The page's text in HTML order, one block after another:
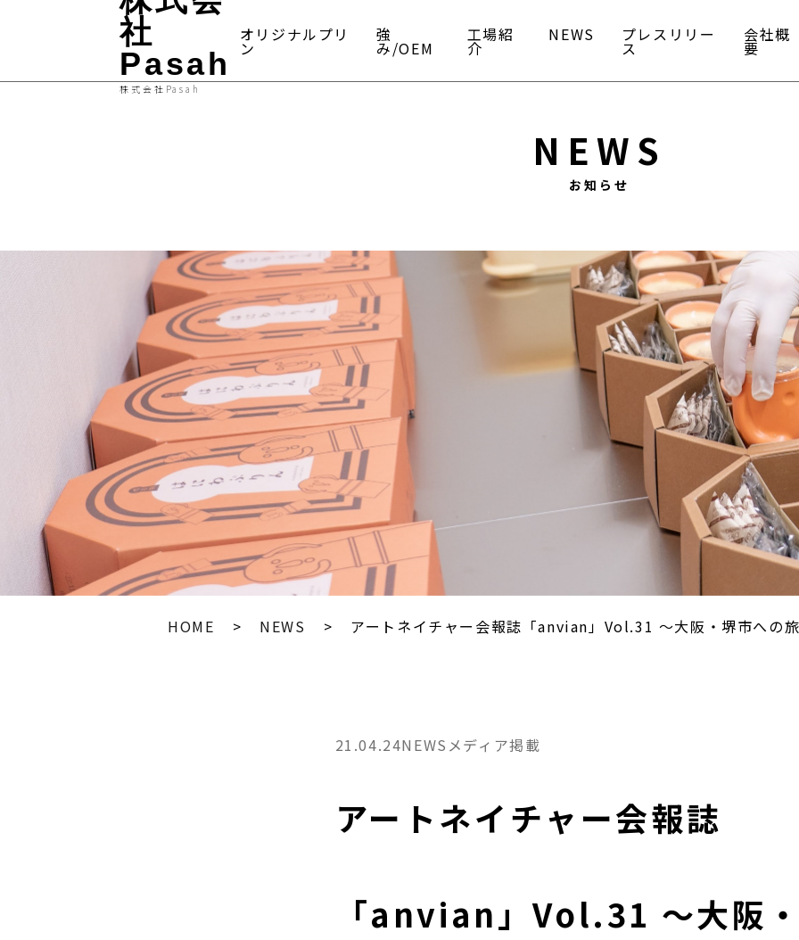
社
Pasah
株式会社Pasah
オリジナルプリ
ン
強
み/OEM
工場紹
介
NEWS プレスリリー
ス
会社概
要
NEWS
お知らせ
HOME NEWS アートネイチャー会報誌「anvian」Vol.31 ～大阪・堺市への
21.04.24NEWS メディア掲載
アートネイチャー会報誌
「anvian」Vol.31 ～大阪